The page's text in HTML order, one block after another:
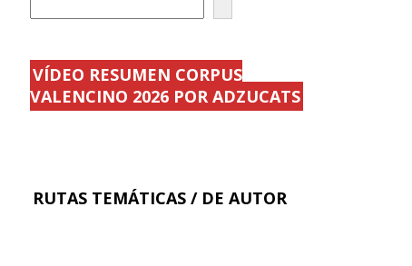
VÍDEO RESUMEN CORPUS
VALENCINO 2026 POR ADZUCATS
RUTAS TEMÁTICAS / DE AUTOR